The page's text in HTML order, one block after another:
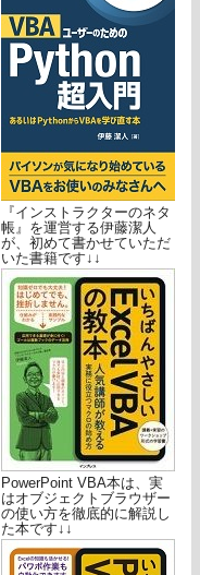
『インストラクターのネタ
帳』を運営する伊藤潔人
が、初めて書かせていただ
いた書籍です↓↓
PowerPoint VBA本は、実
はオブジェクトブラウザー
の使い方を徹底的に解説し
た本です↓↓